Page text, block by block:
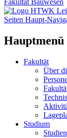
Seiten Haupt-
Hauptmenü
Fakultät
Über
Studium